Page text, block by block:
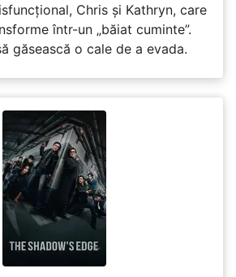
Chris și Kathryn, care
într-un „băiat cuminte”.
găsească o cale de a evada.